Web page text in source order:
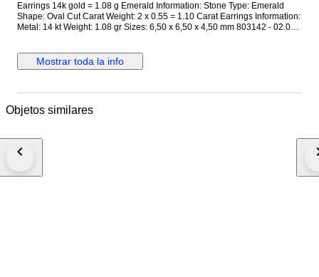
Earrings 14k gold = 1.08 g Emerald Information: Stone Type: Emerald
Shape: Oval Cut Carat Weight: 2 x 0.55 = 1.10 Carat Earrings Information:
Metal: 14 kt Weight: 1.08 gr Sizes: 6,50 x 6,50 x 4,50 mm 803142 - 02.007
not been researched for this specific item. PLEASE NOTE Your country of
residence may impose additional VAT, customs, and import fees which are
cancel/withdraw they will bear the risk, cost of all shipping, and return
tracking number by FEDEX. To offer our customers the most efficient and
unnecessary costs for the buyer. We will provide full support throughout
Mostrar toda la info
Objetos similares